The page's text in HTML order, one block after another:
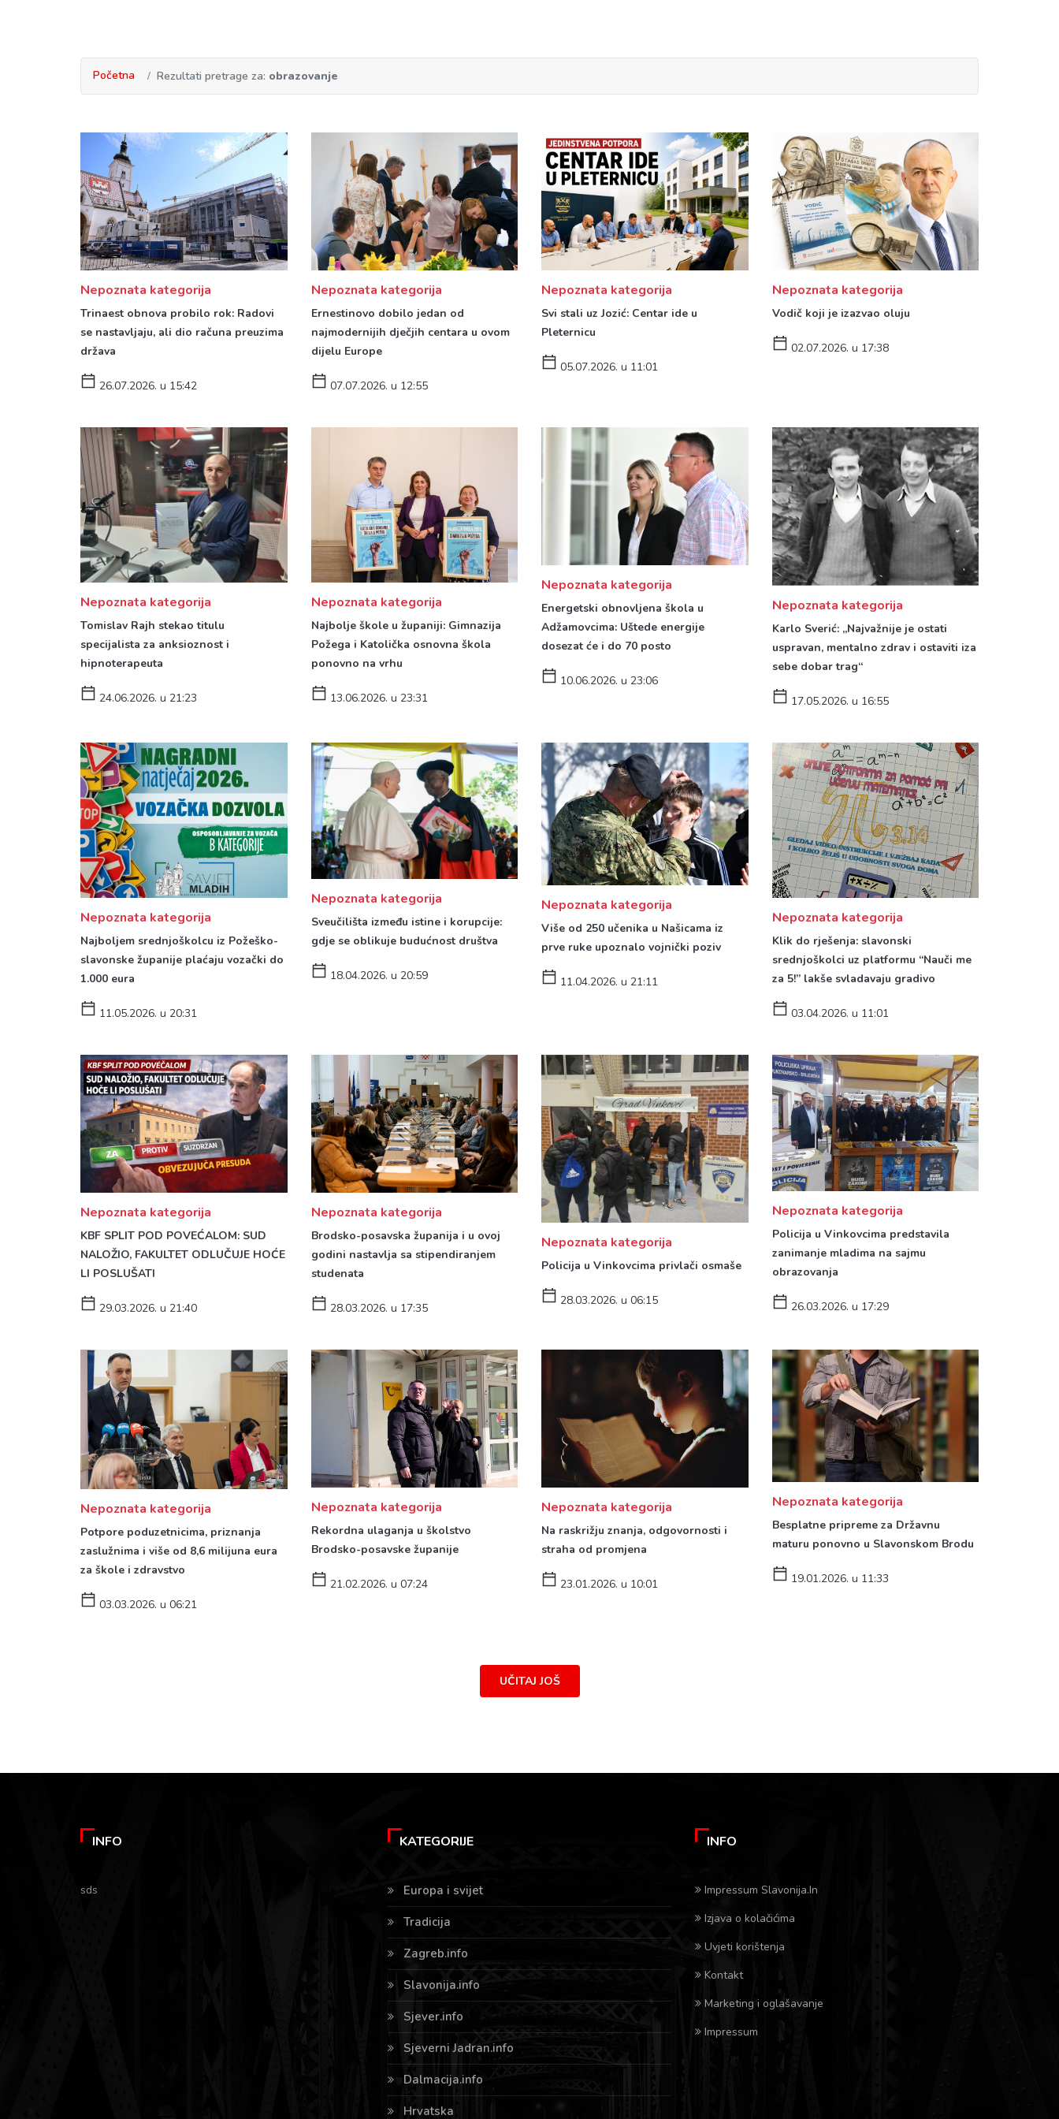
Početna Rezultati pretrage za: obrazovanje
Nepoznata kategorija
Trinaest obnova probilo rok: Radovi
se nastavljaju, ali dio računa preuzima
država
26.07.2026. u 15:42
Nepoznata kategorija
Ernestinovo dobilo jedan od
najmodernijih dječjih centara u ovom
dijelu Europe
07.07.2026. u 12:55
Nepoznata kategorija
Svi stali uz Jozić: Centar ide u
Pleternicu
05.07.2026. u 11:01
Nepoznata kategorija
Vodič koji je izazvao oluju
02.07.2026. u 17:38
Nepoznata kategorija
Tomislav Rajh stekao titulu
specijalista za anksioznost i
hipnoterapeuta
24.06.2026. u 21:23
Nepoznata kategorija
Najbolje škole u županiji: Gimnazija
Požega i Katolička osnovna škola
ponovno na vrhu
13.06.2026. u 23:31
Nepoznata kategorija
Energetski obnovljena škola u
Adžamovcima: Uštede energije
dosezat će i do 70 posto
10.06.2026. u 23:06
Nepoznata kategorija
Karlo Sverić: „Najvažnije je ostati
uspravan, mentalno zdrav i ostaviti iza
sebe dobar trag“
17.05.2026. u 16:55
Nepoznata kategorija
Najboljem srednjoškolcu iz Požeško-
slavonske županije plaćaju vozački do
1.000 eura
11.05.2026. u 20:31
Nepoznata kategorija
Sveučilišta između istine i korupcije:
gdje se oblikuje budućnost društva
18.04.2026. u 20:59
Nepoznata kategorija
Više od 250 učenika u Našicama iz
prve ruke upoznalo vojnički poziv
11.04.2026. u 21:11
Nepoznata kategorija
Klik do rješenja: slavonski
srednjoškolci uz platformu “Nauči me
za 5!” lakše svladavaju gradivo
03.04.2026. u 11:01
Nepoznata kategorija
KBF SPLIT POD POVEĆALOM: SUD
NALOŽIO, FAKULTET ODLUČUJE HOĆE
LI POSLUŠATI
29.03.2026. u 21:40
Nepoznata kategorija
Brodsko-posavska županija i u ovoj
godini nastavlja sa stipendiranjem
studenata
28.03.2026. u 17:35
Nepoznata kategorija
Policija u Vinkovcima privlači osmaše
28.03.2026. u 06:15
Nepoznata kategorija
Policija u Vinkovcima predstavila
zanimanje mladima na sajmu
obrazovanja
26.03.2026. u 17:29
Nepoznata kategorija
Potpore poduzetnicima, priznanja
zaslužnima i više od 8,6 milijuna eura
za škole i zdravstvo
03.03.2026. u 06:21
Nepoznata kategorija
Rekordna ulaganja u školstvo
Brodsko-posavske županije
21.02.2026. u 07:24
Nepoznata kategorija
Na raskrižju znanja, odgovornosti i
straha od promjena
23.01.2026. u 10:01
Nepoznata kategorija
Besplatne pripreme za Državnu
maturu ponovno u Slavonskom Brodu
19.01.2026. u 11:33
UČITAJ JOŠ
INFO
sds
KATEGORIJE
Europa i svijet
Tradicija
Zagreb.info
Slavonija.info
Sjever.info
Sjeverni Jadran.info
Dalmacija.info
Hrvatska
INFO
Impressum Slavonija.In
Izjava o kolačićima
Uvjeti korištenja
Kontakt
Marketing i oglašavanje
Impressum